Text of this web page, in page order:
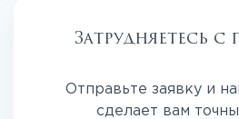
Затрудняетесь
Отправьте заявку и
сделает вам